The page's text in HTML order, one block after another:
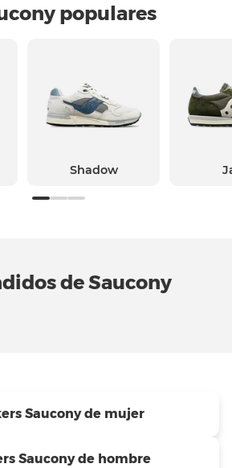
populares
Shadow
de Saucony
Saucony de mujer
Saucony de hombre